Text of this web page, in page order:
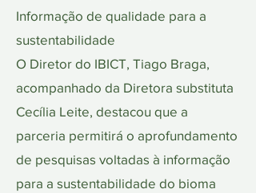
Informação de qualidade para a
sustentabilidade
O Diretor do IBICT, Tiago Braga,
acompanhado da Diretora substituta
Cecília Leite, destacou que a
parceria permitirá o aprofundamento
de pesquisas voltadas à informação
para a sustentabilidade do bioma